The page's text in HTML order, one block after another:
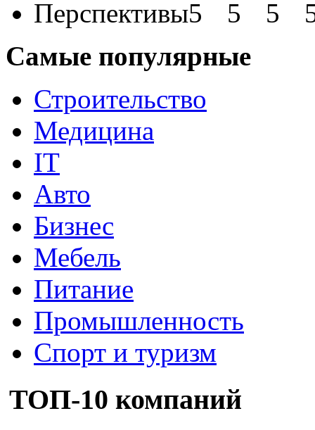
Перспективы
Самые популярные
Строительство
Медицина
IT
Авто
Бизнес
Мебель
Питание
Промышленность
Спорт и туризм
ТОП-10 компаний